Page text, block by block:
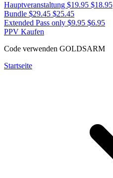
Hauptveranstaltung $19.95 $18.95
Bundle $29.45 $25.45
Extended Pass only $9.95 $6.95
PPV Kaufen
Code verwenden GOLDSARM
Startseite